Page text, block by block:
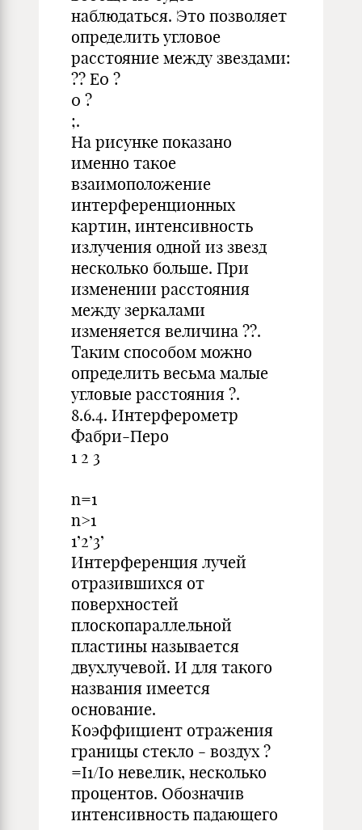
наблюдаться. Это позволяет
определить угловое
расстояние между звездами:
?? E0 ?
0 ?
;.
На рисунке показано
именно такое
взаимоположение
интерференционных
картин, интенсивность
излучения одной из звезд
несколько больше. При
изменении расстояния
между зеркалами
изменяется величина ??.
Таким способом можно
определить весьма малые
угловые расстояния ?.
8.6.4. Интерферометр
Фабри-Перо
1 2 3
n=1
n>1
1’2’3’
Интерференция лучей
отразившихся от
поверхностей
плоскопараллельной
пластины называется
двухлучевой. И для такого
названия имеется
основание.
Коэффициент отражения
границы стекло - воздух ?
=I1/I0 невелик, несколько
процентов. Обозначив
интенсивность падающего